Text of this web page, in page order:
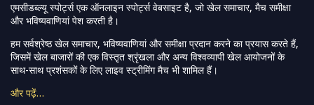
एमसीडब्ल्यू स्पोर्ट्स एक ऑनलाइन स्पोर्ट्स वेबसाइट है, जो खेल समाचार, मैच समीक्षा
और भविष्यवाणियां पेश करती है।
हम सर्वश्रेष्ठ खेल समाचार, भविष्यवाणियां और समीक्षा प्रदान करने का प्रयास करते हैं,
जिसमें खेल बाजारों की एक विस्तृत श्रृंखला और अन्य विश्वव्यापी खेल आयोजनों के
साथ-साथ प्रशंसकों के लिए लाइव स्ट्रीमिंग मैच भी शामिल हैं।
और पढ़ें…